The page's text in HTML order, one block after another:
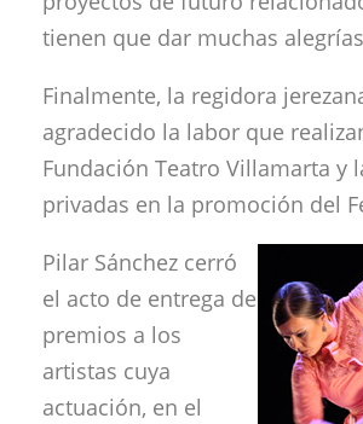
tienen que dar muchas
Finalmente, la regidora
agradecido la labor que
Fundación Teatro Villamarta y
privadas en la promoción del
Pilar Sánchez cerró
el acto de entrega de
premios a los
artistas cuya
actuación, en el